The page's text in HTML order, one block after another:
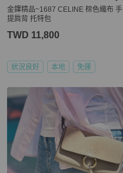
金鐸精品~1687 CELINE 棕色織布 手
提肩背 托特包
TWD 11,800
狀況良好 本地 免運